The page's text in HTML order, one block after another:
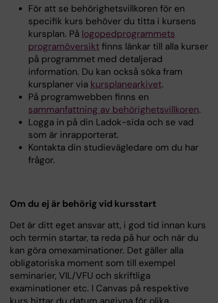
För att se behörighetsvillkoren för en
specifik kurs behöver du titta i kursens
kursplan. På logopedprogrammets
programöversiktfinns länkar till alla kurser
på programmet med detaljerad
information. Du kan också söka fram
kursplaner via kursplanearkivet.
På programwebben finns en
sammanfattning av behörighetsvillkoren.
Logga in på din Ladok-sida och se vad
som är inrapporterat.
Kontakta din studievägledare om du har
frågor.
Om du ej är behörig vid kursstart
Det är ditt eget ansvar att, i god tid innan kurs
och termin startar, ta reda på hur och när du
kan göra omexaminationer. Det gäller alla
obligatoriska moment som till exempel
seminarier, VIL/VFU och skriftliga
examinationer etc. I Canvas på respektive